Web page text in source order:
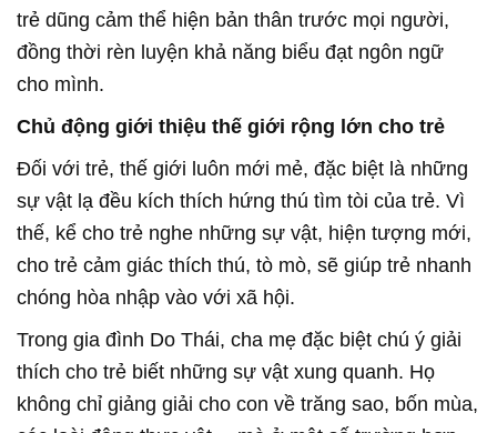
trẻ dũng cảm thể hiện bản thân trước mọi người,
đồng thời rèn luyện khả năng biểu đạt ngôn ngữ
cho mình.
Chủ động giới thiệu thế giới rộng lớn cho trẻ
Đối với trẻ, thế giới luôn mới mẻ, đặc biệt là những
sự vật lạ đều kích thích hứng thú tìm tòi của trẻ. Vì
thế, kể cho trẻ nghe những sự vật, hiện tượng mới,
cho trẻ cảm giác thích thú, tò mò, sẽ giúp trẻ nhanh
chóng hòa nhập vào với xã hội.
Trong gia đình Do Thái, cha mẹ đặc biệt chú ý giải
thích cho trẻ biết những sự vật xung quanh. Họ
không chỉ giảng giải cho con về trăng sao, bốn mùa,